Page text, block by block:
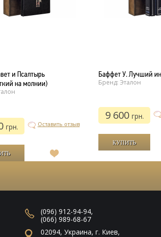
и Псалтырь
на молнии)
грн. Оставить отзыв
В
Баффет У. Лучший
Бренд: Эталон
9 600 грн.
(096) 912-94-94,
(066) 989-68-67
02094,Украина,г. Киев,